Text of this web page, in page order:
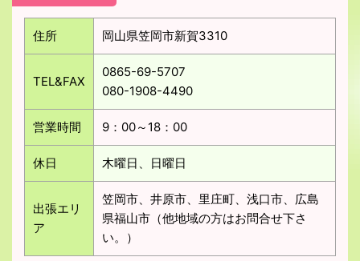
住所 岡山県笠岡市新賀3310
TEL&FAX
0865-69-5707
080-1908-4490
営業時間 9：00～18：00
休日 木曜日、日曜日
出張エリ
ア
笠岡市、井原市、里庄町、浅口市、広島
県福山市（他地域の方はお問合せ下さ
い。）